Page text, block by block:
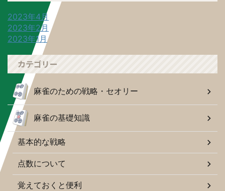
2023年4月
2023年2月
2023年1月
カテゴリー
麻雀のための戦略・セオリー
麻雀の基礎知識
基本的な戦略
点数について
覚えておくと便利